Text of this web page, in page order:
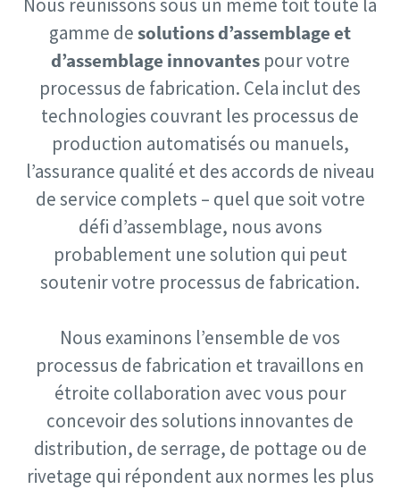
Voir tous nos secteurs d'activité
Tout voir
C'est le moment d'étalonner ?
Assurez votre qualité et réduisez les défauts grâce à
l’étalonnage des outils et à l’étalonnage d’assurance
qualité accrédité.​
Faites étalonner vos outils dès maintenant !
Momentum Talks
Découvrez des discussions inspirantes et captivantes sur
Atlas Copco
Regarder
Nous réunissons sous un même toit toute la
gamme desolutions d’assemblage et
d’assemblage innovantespour votre
processus de fabrication. Cela inclut des
technologies couvrant les processus de
production automatisés ou manuels,
l’assurance qualité et des accords de niveau
de service complets – quel que soit votre
défi d’assemblage, nous avons
probablement une solution qui peut
soutenir votre processus de fabrication.
Nous examinons l’ensemble de vos
processus de fabrication et travaillons en
étroite collaboration avec vous pour
concevoir des solutions innovantes de
distribution, de serrage, de pottage ou de
rivetage qui répondent aux normes les plus
Pays
Code postal
Demande
Type de demande
Dites-nous ce qui vous intéresse :
vous permettez à Atlas Copco de
vous contacter grâce aux
Pays
Code postal
Demande
Type de demande
Dites-nous ce qui vous intéresse :
vous permettez à Atlas Copco de
vous contacter grâce aux